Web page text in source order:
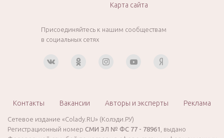
Карта сайта
Присоединяйтесь к нашим сообществам
в социальных сетях
Контакты Вакансии Авторы и эксперты Реклама
Сетевое издание «Colady.RU» (Колэди.РУ)
Регистрационный номер СМИ ЭЛ № ФС 77 - 78961
, выдано